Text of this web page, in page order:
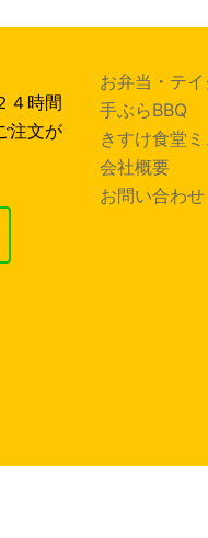
４時間
注文が
お弁当・テ
手ぶらBBQ
きすけ食堂
会社概要
お問い合わせ